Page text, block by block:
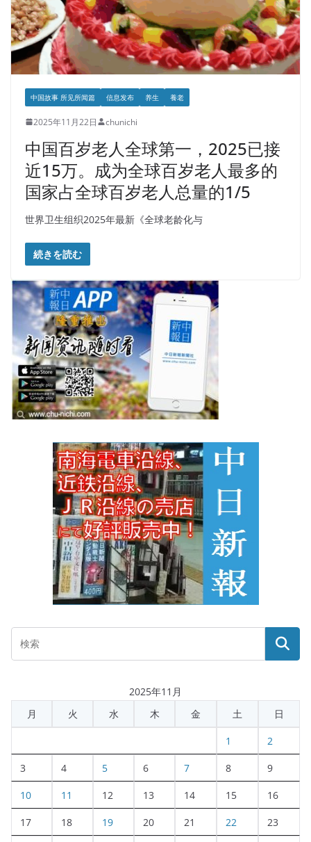
中国故事 所见所闻篇 信息发布 养生 養老
2025年11月22日 chunichi
中国百岁老人全球第一，2025已接
近15万。成为全球百岁老人最多的
国家‌占全球百岁老人总量的1/5
世界卫生组织2025年最新《全球老龄化与
続きを読む
2025年11月
月
火 水 木 金 土 日
1 2
3 4 5 6 7 8 9
10 11 12 13 14 15 16
17 18 19 20 21 22 23